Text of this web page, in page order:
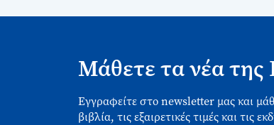
Μάθετε τα νέα της
Εγγραφείτε στο newsletter μας και
βιβλία, τις εξαιρετικές τιμές και τις